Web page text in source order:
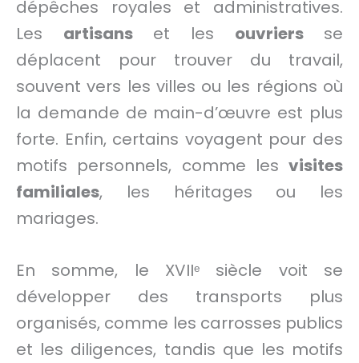
dépêches royales et administratives.
Les artisans et les ouvriers se
déplacent pour trouver du travail,
souvent vers les villes ou les régions où
la demande de main-d’œuvre est plus
forte. Enfin, certains voyagent pour des
motifs personnels, comme les visites
familiales, les héritages ou les
mariages.
En somme, le XVIIᵉ siècle voit se
développer des transports plus
organisés, comme les carrosses publics
et les diligences, tandis que les motifs